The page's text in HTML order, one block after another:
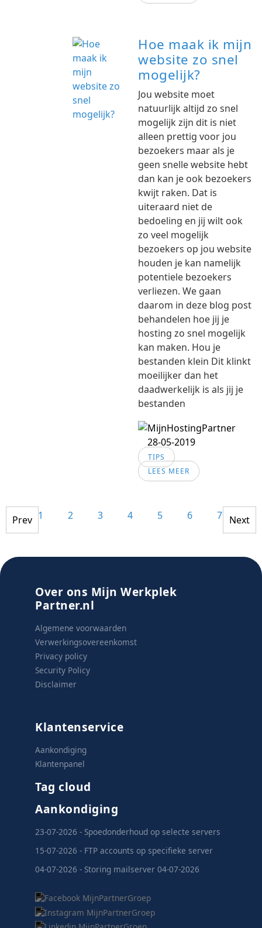
Hoe maak ik mijn
website zo snel
mogelijk?
Jou website moet
natuurlijk altijd zo snel
mogelijk zijn dit is niet
alleen prettig voor jou
bezoekers maar als je
geen snelle website hebt
dan kan je ook bezoekers
kwijt raken. Dat is
uiteraard niet de
bedoeling en jij wilt ook
zo veel mogelijk
bezoekers op jou website
houden je kan namelijk
potentiele bezoekers
verliezen. We gaan
daarom in deze blog post
behandelen hoe jij je
hosting zo snel mogelijk
kan maken. Hou je
bestanden klein Dit klinkt
moeilijker dan het
daadwerkelijk is als jij je
bestanden
28-05-2019
TIPS
LEES MEER
1 2 3 4 5 6 7 8
Prev Next
Over ons Mijn Werkplek
Partner.nl
Algemene voorwaarden
Verwerkingsovereenkomst
Privacy policy
Security Policy
Disclaimer
Klantenservice
Aankondiging
Klantenpanel
Tag cloud
Aankondiging
23-07-2026 - Spoedonderhoud op selecte servers
15-07-2026 - FTP accounts op specifieke server
04-07-2026 - Storing mailserver 04-07-2026